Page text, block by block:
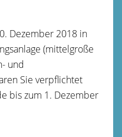
Dezember 2018 in
(mittelgroße
und
Sie verpflichtet
bis zum 1. Dezember